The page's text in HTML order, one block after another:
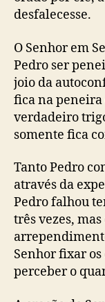
desfalecesse.
O Senhor em
Pedro ser
joio da
fica na peneira
verdadeiro
somente fica
Tanto Pedro
através da
Pedro falhou
três vezes,
Senhor fixar
perceber o